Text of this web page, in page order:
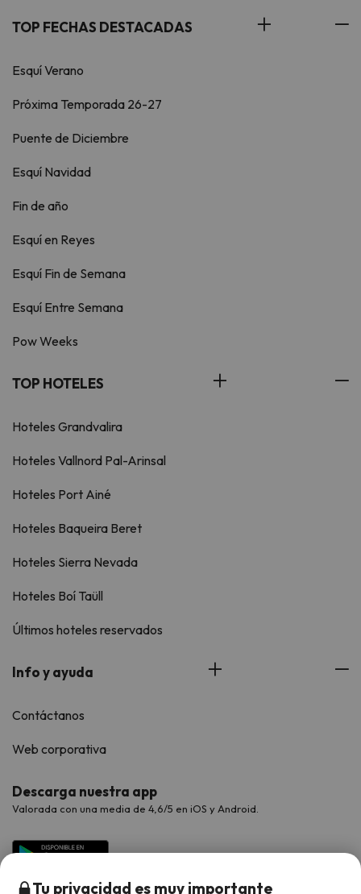
TOP FECHAS DESTACADAS
Esquí Verano
Próxima Temporada 26-27
Puente de Diciembre
Esquí Navidad
Fin de año
Esquí en Reyes
Esquí Fin de Semana
Esquí Entre Semana
Pow Weeks
TOP HOTELES
Hoteles Grandvalira
Hoteles Vallnord Pal-Arinsal
Hoteles Port Ainé
Hoteles Baqueira Beret
Hoteles Sierra Nevada
Hoteles Boí Taüll
Últimos hoteles reservados
Info y ayuda
Contáctanos
Web corporativa
Descarga nuestra app
Valorada con una media de 4,6/5 en iOS y Android.
Tu privacidad es muy importante